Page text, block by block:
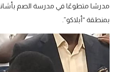
مدرسًا متطوعًا في مدرسة الصم
بمنطقة “أبلاكو”.